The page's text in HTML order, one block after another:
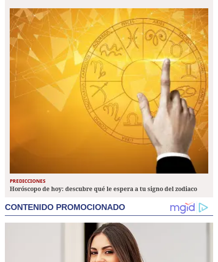
PREDICCIONES
Horóscopo de hoy: descubre qué le espera a tu signo del zodiaco
CONTENIDO PROMOCIONADO